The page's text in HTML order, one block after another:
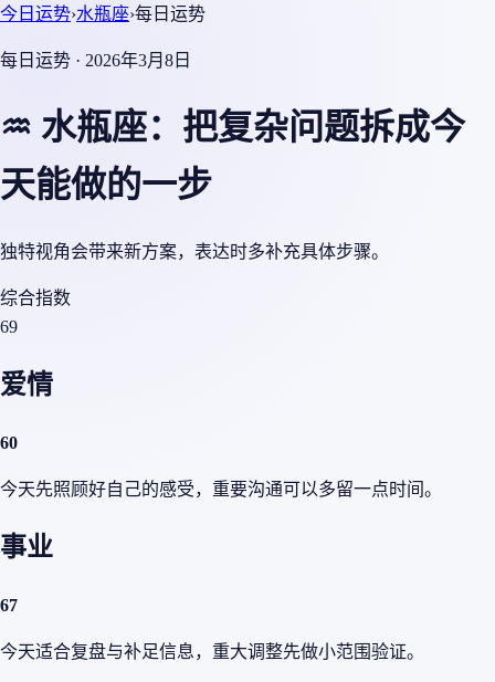
今日运势›水瓶座›每日运势
每日运势 · 2026年3月8日
♒ 水瓶座：把复杂问题拆成今
天能做的一步
独特视角会带来新方案，表达时多补充具体步骤。
综合指数
69
爱情
60
今天先照顾好自己的感受，重要沟通可以多留一点时间。
事业
67
今天适合复盘与补足信息，重大调整先做小范围验证。